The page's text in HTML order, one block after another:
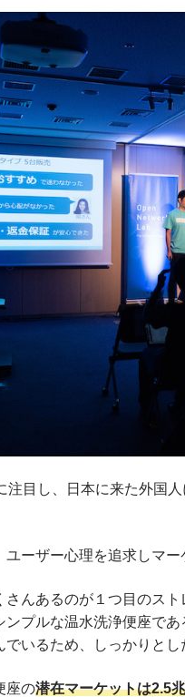
注目し、日本に来た外国
ーザー心理を追求しマ
さんあるのが１つ目のス
ンプルな温水洗浄便座で
いるため、しっかりと
座の潜在マーケットは2.5